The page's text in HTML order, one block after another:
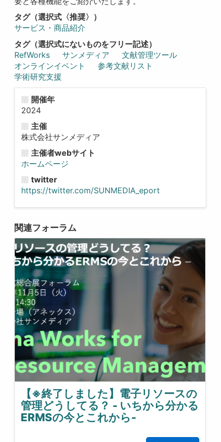
タグ（選択式〈推奨〉）
サービス・商品紹介
タグ（選択式にないものをフリー記述）
RefWorks
サンメディア
文献管理ツール
オンラインイベント
参考文献リスト
学術研究支援
開催年
2024
主催
株式会社サンメディア
主催者webサイト
ホームページ
twitter
https://twitter.com/SUNMEDIA_eport
関連フォーラム
【※終了しました】電子リソースの
管理どうしてる？ - いちから分かる
ERMSの今とこれから-